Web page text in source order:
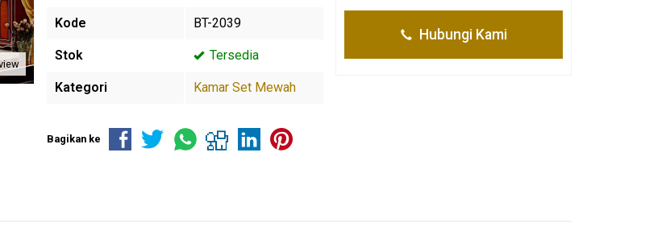
Kode BT-2039
Stok Tersedia
Kategori Kamar Set Mewah
Hubungi Kami
Bagikan ke